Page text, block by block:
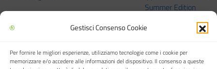
Gestisci Consenso Cookie
Per fornire le migliori esperienze, utilizziamo tecnologie come i cookie per
memorizzare e/o accedere alle informazioni del dispositivo. Il consenso a queste
Summer Edition
Biblioteca multimediale "Arturo Loria"